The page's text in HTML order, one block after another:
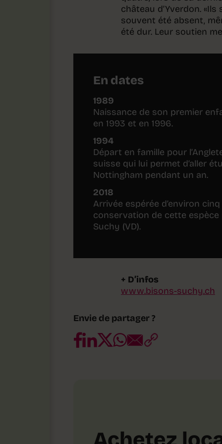
château d’Yverdon.
souvent été absent,
été dur. Leur soutien
En dates
1989
Naissance de son premier
en 1993 et en 1996.
1994
Départ en famille pour
suisse qui lui permet d’aller
Nottingham pendant un an.
2018
Arrivée espérée d’environ
conservation de cette espèce
Suchy (VD).
+ D’infos
www.bisons-suchy.ch
Envie de partager ?